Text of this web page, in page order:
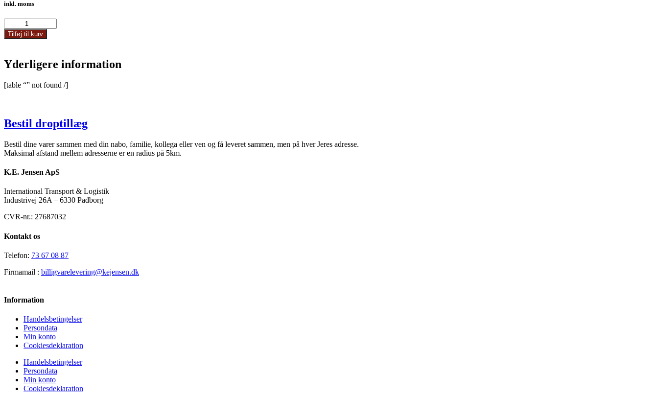
inkl. moms
antal
Tilføj til kurv
Yderligere information
[table “” not found /]
Bestil droptillæg
Bestil dine varer sammen med din nabo, familie, kollega eller ven og få leveret sammen, men på hver Jeres adresse.
Maksimal afstand mellem adresserne er en radius på 5km.
K.E. Jensen ApS
International Transport & Logistik
Industrivej 26A – 6330 Padborg
CVR-nr.: 27687032
Kontakt os
Telefon: 73 67 08 87
Firmamail : billigvarelevering@kejensen.dk
Information
Handelsbetingelser
Persondata
Min konto
Cookiesdeklaration
Handelsbetingelser
Persondata
Min konto
Cookiesdeklaration